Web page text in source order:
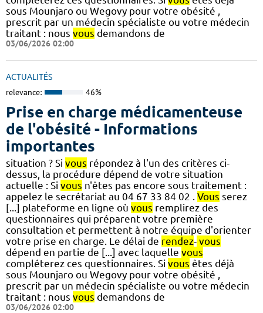
sous Mounjaro ou Wegovy pour votre obésité ,
prescrit par un médecin spécialiste ou votre médecin
traitant : nous vous demandons de
03/06/2026 02:00
ACTUALITÉS
relevance: 46%
Prise en charge médicamenteuse
de l'obésité - Informations
importantes
situation ? Si vous répondez à l'un des critères ci-
dessus, la procédure dépend de votre situation
actuelle : Si vous n'êtes pas encore sous traitement :
appelez le secrétariat au 04 67 33 84 02 . Vous serez
[...] plateforme en ligne où vous remplirez des
questionnaires qui préparent votre première
consultation et permettent à notre équipe d'orienter
votre prise en charge. Le délai de rendez- vous
dépend en partie de [...] avec laquelle vous
compléterez ces questionnaires. Si vous êtes déjà
sous Mounjaro ou Wegovy pour votre obésité ,
prescrit par un médecin spécialiste ou votre médecin
traitant : nous vous demandons de
03/06/2026 02:00